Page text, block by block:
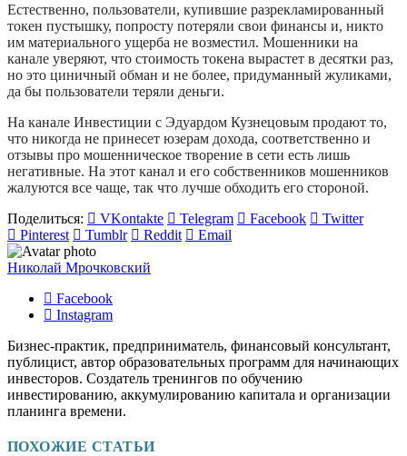
Естественно, пользователи, купившие разрекламированный
токен пустышку, попросту потеряли свои финансы и, никто
им материального ущерба не возместил. Мошенники на
канале уверяют, что стоимость токена вырастет в десятки раз,
но это циничный обман и не более, придуманный жуликами,
да бы пользователи теряли деньги.
На канале Инвестиции с Эдуардом Кузнецовым продают то,
что никогда не принесет юзерам дохода, соответственно и
отзывы про мошенническое творение в сети есть лишь
негативные. На этот канал и его собственников мошенников
жалуются все чаще, так что лучше обходить его стороной.
Поделиться:
VKontakte Telegram Facebook
Twitter
Pinterest
Tumblr Reddit Email
Николай Мрочковский
Facebook
Instagram
Бизнес-практик, предприниматель, финансовый консультант,
публицист, автор образовательных программ для начинающих
инвесторов. Создатель тренингов по обучению
инвестированию, аккумулированию капитала и организации
планинга времени.
ПОХОЖИЕ СТАТЬИ